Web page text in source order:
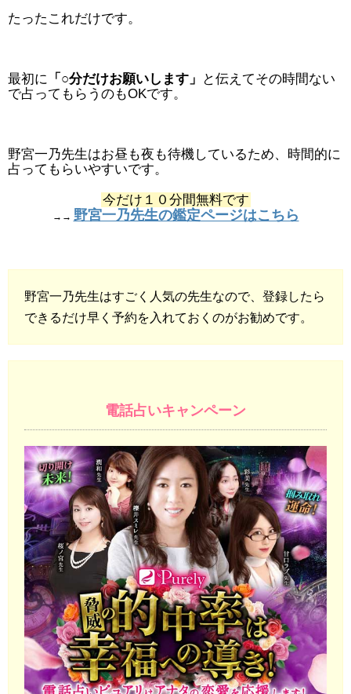
たったこれだけです。
最初に 「○分だけお願いします」
と伝えてその時間ない
で占ってもらうのもOKです。
野宮一乃先生はお昼も夜も待機しているため、時間的に
占ってもらいやすいです。
今だけ１０分間無料です
→→ 野宮一乃先生の鑑定ページはこちら
野宮一乃先生はすごく人気の先生なので、登録したら
できるだけ早く予約を入れておくのがお勧めです。
電話占いキャンペーン